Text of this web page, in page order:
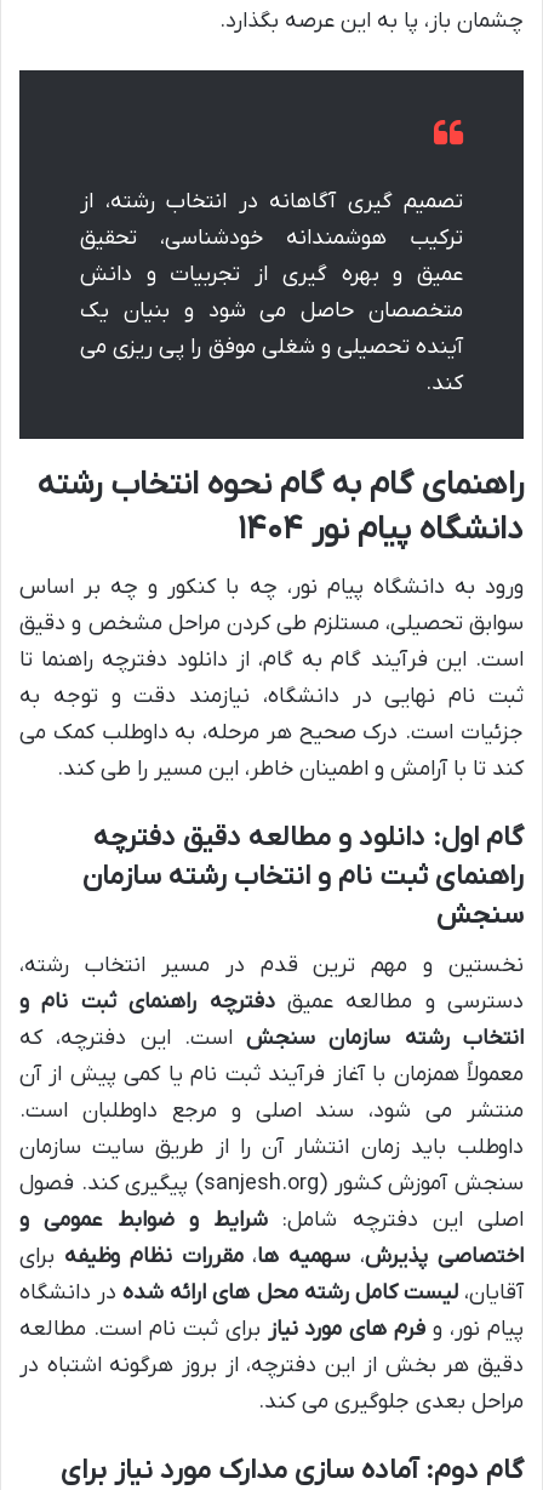
چشمان باز، پا به این عرصه بگذارد.
تصمیم گیری آگاهانه در انتخاب رشته، از
ترکیب هوشمندانه خودشناسی، تحقیق
عمیق و بهره گیری از تجربیات و دانش
متخصصان حاصل می شود و بنیان یک
آینده تحصیلی و شغلی موفق را پی ریزی می
کند.
راهنمای گام به گام نحوه انتخاب رشته
دانشگاه پیام نور ۱۴۰۴
ورود به دانشگاه پیام نور، چه با کنکور و چه بر اساس
سوابق تحصیلی، مستلزم طی کردن مراحل مشخص و دقیق
است. این فرآیند گام به گام، از دانلود دفترچه راهنما تا
ثبت نام نهایی در دانشگاه، نیازمند دقت و توجه به
جزئیات است. درک صحیح هر مرحله، به داوطلب کمک می
کند تا با آرامش و اطمینان خاطر، این مسیر را طی کند.
گام اول: دانلود و مطالعه دقیق دفترچه
راهنمای ثبت نام و انتخاب رشته سازمان
سنجش
نخستین و مهم ترین قدم در مسیر انتخاب رشته،
دسترسی و مطالعه عمیقدفترچه راهنمای ثبت نام و
انتخاب رشته سازمان سنجشاست. این دفترچه، که
معمولاً همزمان با آغاز فرآیند ثبت نام یا کمی پیش از آن
منتشر می شود، سند اصلی و مرجع داوطلبان است.
داوطلب باید زمان انتشار آن را از طریق سایت سازمان
سنجش آموزش کشور (sanjesh.org) پیگیری کند. فصول
اصلی این دفترچه شامل: شرایط و ضوابط عمومی و
اختصاصی پذیرش، سهمیه ها،مقررات نظام وظیفه برای
آقایان،لیست کامل رشته محل های ارائه شدهدر دانشگاه
پیام نور، و فرم های مورد نیاز برای ثبت نام است. مطالعه
دقیق هر بخش از این دفترچه، از بروز هرگونه اشتباه در
مراحل بعدی جلوگیری می کند.
گام دوم: آماده سازی مدارک مورد نیاز برای